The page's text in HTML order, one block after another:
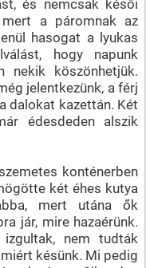
és nemcsak késői
a páromnak az
hasogat a lyukas
hogy napunk
nekik köszönhetjük.
jelentkezünk, a férj
dalokat kazettán. Két
édesdeden alszik
konténerben
két éhes kutya
mert utána ők
jár, mire hazaérünk.
nem tudták
késünk. Mi pedig